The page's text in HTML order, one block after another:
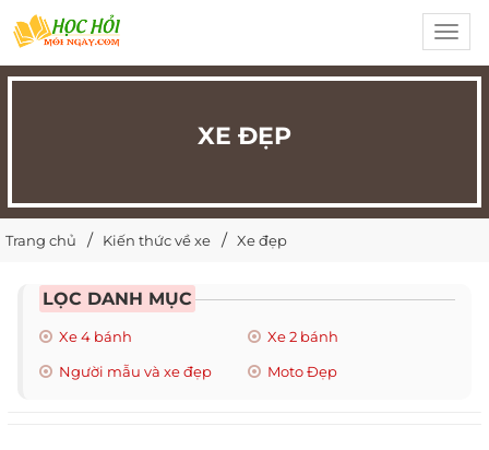
XE ĐẸP
Trang chủ Kiến thức về xe Xe đẹp
LỌC DANH MỤC
Xe 4 bánh
Xe 2 bánh
Người mẫu và xe đẹp
Moto Đẹp